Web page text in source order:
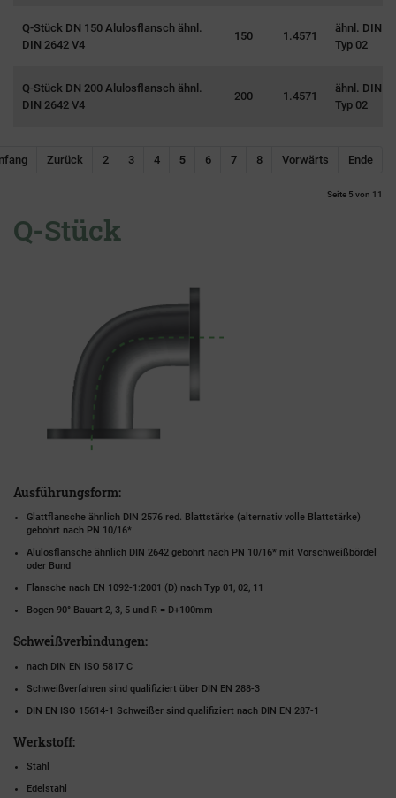
Q-Stück
Ausführungsform:
Glattflansche ähnlich DIN 2576 red. Blattstärke (alternativ volle Blattstärke)
gebohrt nach PN 10/16*
Alulosflansche ähnlich DIN 2642 gebohrt nach PN 10/16* mit Vorschweißbördel
oder Bund
Flansche nach EN 1092-1:2001 (D) nach Typ 01, 02, 11
Bogen 90° Bauart 2, 3, 5 und R = D+100mm
Schweißverbindungen:
nach DIN EN ISO 5817 C
Schweißverfahren sind qualifiziert über DIN EN 288-3
DIN EN ISO 15614-1 Schweißer sind qualifiziert nach DIN EN 287-1
Werkstoff:
Stahl
Edelstahl
Q-Stück DN 150 Alulosflansch ähnl.
DIN 2642 V4
150 1.4571
ähnl. DIN
Typ 02
Q-Stück DN 200 Alulosflansch ähnl.
DIN 2642 V4
200 1.4571
ähnl. DIN
Typ 02
Zurück 2 3 4 5 6 7 8 Vorwärts Ende
Seite 5 von 11